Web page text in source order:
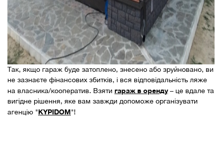
Так, якщо гараж буде затоплено, знесено або зруйновано, ви
не зазнаєте фінансових збитків, і вся відповідальність ляже
на власника/кооператив. Взяти гараж в оренду– це вдале та
вигідне рішення, яке вам завжди допоможе організувати
агенцію "KYPIDOM"!